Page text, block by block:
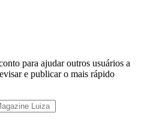
para ajudar outros usuários a
e publicar o mais rápido